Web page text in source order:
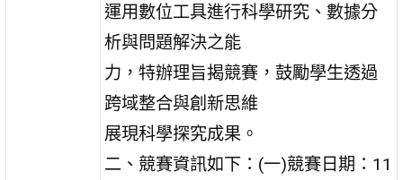
運用數位工具進行科學研究、數據分
析與問題解決之能
力，特辦理旨揭競賽，鼓勵學生透過
跨域整合與創新思維
展現科學探究成果。
二、競賽資訊如下：(一)競賽日期：11